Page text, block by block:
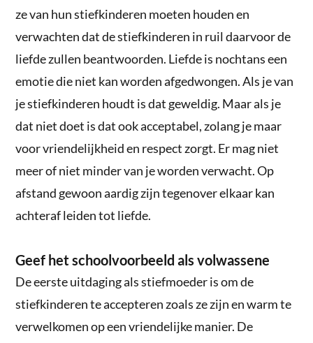
ze van hun stiefkinderen moeten houden en
verwachten dat de stiefkinderen in ruil daarvoor de
liefde zullen beantwoorden. Liefde is nochtans een
emotie die niet kan worden afgedwongen. Als je van
je stiefkinderen houdt is dat geweldig. Maar als je
dat niet doet is dat ook acceptabel, zolang je maar
voor vriendelijkheid en respect zorgt. Er mag niet
meer of niet minder van je worden verwacht. Op
afstand gewoon aardig zijn tegenover elkaar kan
achteraf leiden tot liefde.
Geef het schoolvoorbeeld als volwassene
De eerste uitdaging als stiefmoeder is om de
stiefkinderen te accepteren zoals ze zijn en warm te
verwelkomen op een vriendelijke manier. De